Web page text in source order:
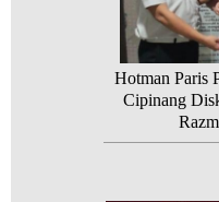
Hotman Paris
Cipinang